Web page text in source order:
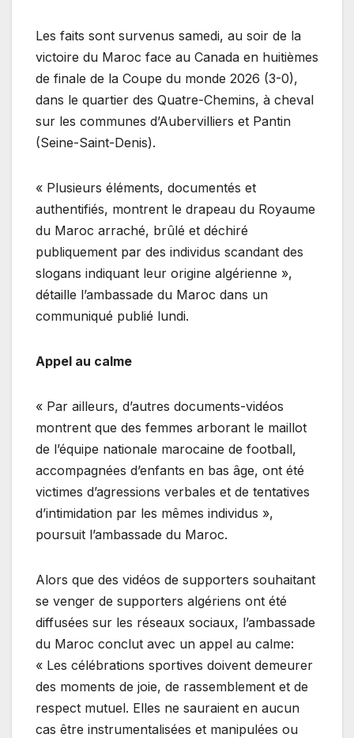
Les faits sont survenus samedi, au soir de la
victoire du Maroc face au Canada en huitièmes
de finale de la Coupe du monde 2026 (3-0),
dans le quartier des Quatre-Chemins, à cheval
sur les communes d’Aubervilliers et Pantin
(Seine-Saint-Denis).
« Plusieurs éléments, documentés et
authentifiés, montrent le drapeau du Royaume
du Maroc arraché, brûlé et déchiré
publiquement par des individus scandant des
slogans indiquant leur origine algérienne »,
détaille l’ambassade du Maroc dans un
communiqué publié lundi.
Appel au calme
« Par ailleurs, d’autres documents-vidéos
montrent que des femmes arborant le maillot
de l’équipe nationale marocaine de football,
accompagnées d’enfants en bas âge, ont été
victimes d’agressions verbales et de tentatives
d’intimidation par les mêmes individus »,
poursuit l’ambassade du Maroc.
Alors que des vidéos de supporters souhaitant
se venger de supporters algériens ont été
diffusées sur les réseaux sociaux, l’ambassade
du Maroc conclut avec un appel au calme:
« Les célébrations sportives doivent demeurer
des moments de joie, de rassemblement et de
respect mutuel. Elles ne sauraient en aucun
cas être instrumentalisées et manipulées ou